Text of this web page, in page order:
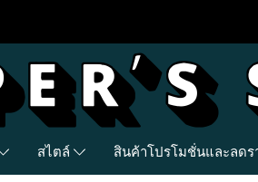
สไตล์ สินค้าโปรโมชั่นและลดร